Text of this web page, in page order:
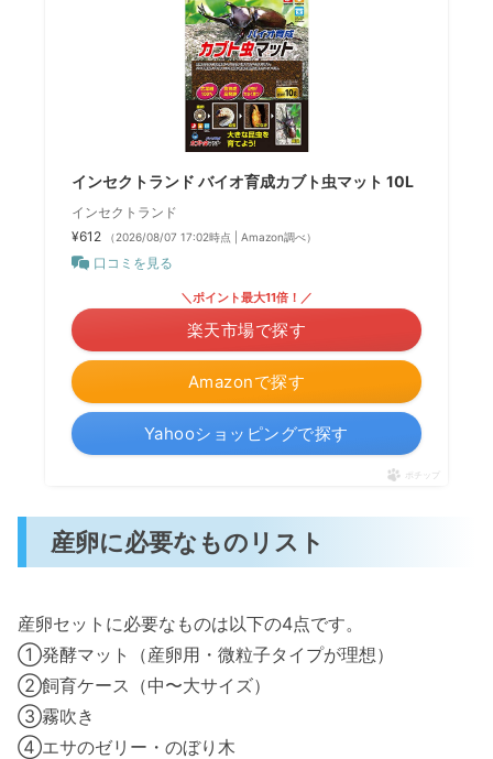
インセクトランド バイオ育成カブト虫マット 10L
インセクトランド
¥612
（2026/08/07 17:02時点 | Amazon調べ）
口コミを見る
Amazonで探す
＼ポイント最大11倍！／
楽天市場で探す
Yahooショッピングで探す
ポチップ
産卵に必要なものリスト
産卵セットに必要なものは以下の4点です。
①発酵マット（産卵用・微粒子タイプが理想）
②飼育ケース（中〜大サイズ）
③霧吹き
④エサのゼリー・のぼり木